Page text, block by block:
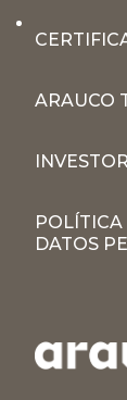
ARAUCO
DATOS